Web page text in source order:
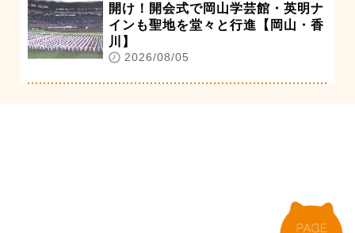
開け！開会式で岡山学芸館・英明ナ
インも聖地を堂々と行進【岡山・香
川】
2026/08/05